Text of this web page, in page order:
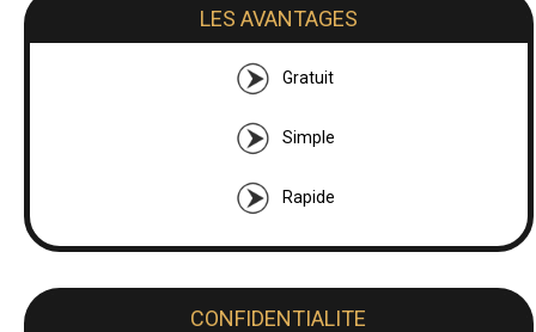
LES AVANTAGES
Gratuit
Simple
Rapide
CONFIDENTIALITE